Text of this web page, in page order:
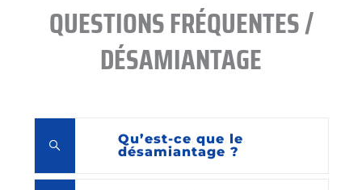
QUESTIONS FRÉQUENTES /
DÉSAMIANTAGE
Qu’est-ce que le
désamiantage ?